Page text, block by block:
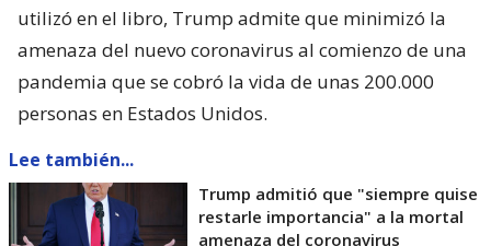
utilizó en el libro, Trump admite que minimizó la
amenaza del nuevo coronavirus al comienzo de una
pandemia que se cobró la vida de unas 200.000
personas en Estados Unidos.
Lee también...
Trump admitió que "siempre quise
restarle importancia" a la mortal
amenaza del coronavirus